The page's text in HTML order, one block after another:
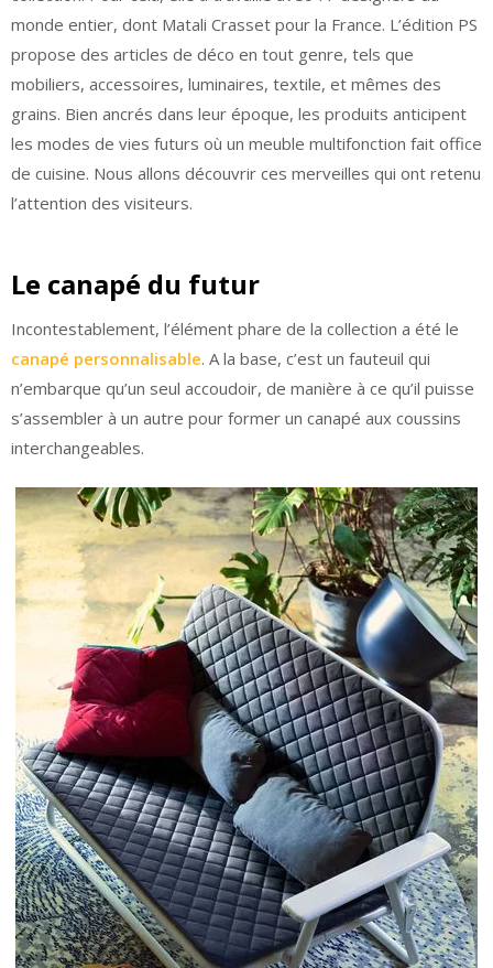
monde entier, dont Matali Crasset pour la France. L’édition PS
propose des articles de déco en tout genre, tels que
mobiliers, accessoires, luminaires, textile, et mêmes des
grains. Bien ancrés dans leur époque, les produits anticipent
les modes de vies futurs où un meuble multifonction fait office
de cuisine. Nous allons découvrir ces merveilles qui ont retenu
l’attention des visiteurs.
Le canapé du futur
Incontestablement, l’élément phare de la collection a été le
canapé personnalisable. A la base, c’est un fauteuil qui
n’embarque qu’un seul accoudoir, de manière à ce qu’il puisse
s’assembler à un autre pour former un canapé aux coussins
interchangeables.